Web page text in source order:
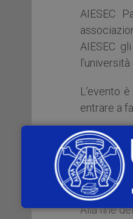
AIESEC
AIESEC
L’evento
entrare a
Ecco il
–
–
Alla fine